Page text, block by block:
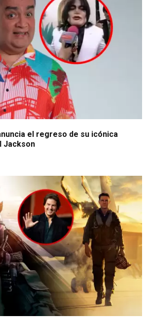
el regreso de su icónica
Jackson